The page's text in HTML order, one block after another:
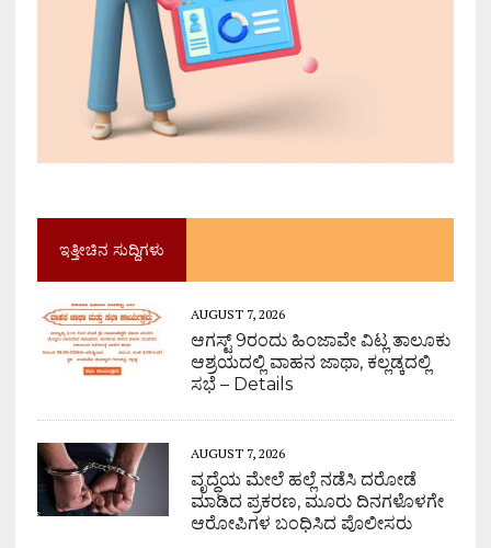
ಇತ್ತೀಚಿನ ಸುದ್ದಿಗಳು
AUGUST 7, 2026
ಆಗಸ್ಟ್ 9ರಂದು ಹಿಂಜಾವೇ ವಿಟ್ಲ ತಾಲೂಕು
ಆಶ್ರಯದಲ್ಲಿ ವಾಹನ ಜಾಥಾ, ಕಲ್ಲಡ್ಕದಲ್ಲಿ
ಸಭೆ – Details
AUGUST 7, 2026
ವೃದ್ಧೆಯ ಮೇಲೆ ಹಲ್ಲೆ ನಡೆಸಿ ದರೋಡೆ
ಮಾಡಿದ ಪ್ರಕರಣ, ಮೂರು ದಿನಗಳೊಳಗೇ
ಆರೋಪಿಗಳ ಬಂಧಿಸಿದ ಪೊಲೀಸರು